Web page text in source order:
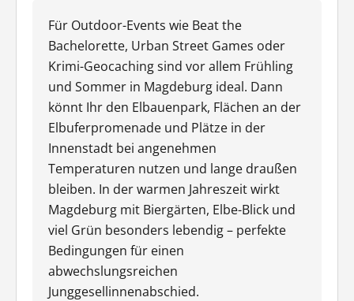
Für Outdoor-Events wie Beat the
Bachelorette, Urban Street Games oder
Krimi-Geocaching sind vor allem Frühling
und Sommer in Magdeburg ideal. Dann
könnt Ihr den Elbauenpark, Flächen an der
Elbuferpromenade und Plätze in der
Innenstadt bei angenehmen
Temperaturen nutzen und lange draußen
bleiben. In der warmen Jahreszeit wirkt
Magdeburg mit Biergärten, Elbe-Blick und
viel Grün besonders lebendig – perfekte
Bedingungen für einen
abwechslungsreichen
Junggesellinnenabschied.